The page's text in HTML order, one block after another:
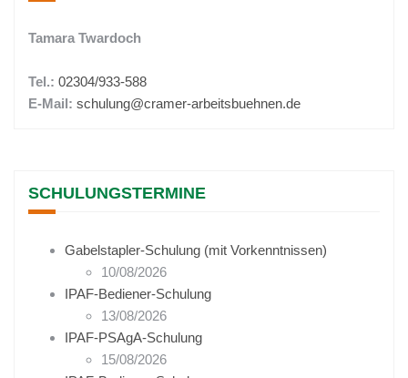
Tamara Twardoch
Tel.: 02304/933-588
E-Mail: schulung@cramer-arbeitsbuehnen.de
SCHULUNGSTERMINE
Gabelstapler-Schulung (mit Vorkenntnissen)
10/08/2026
IPAF-Bediener-Schulung
13/08/2026
IPAF-PSAgA-Schulung
15/08/2026